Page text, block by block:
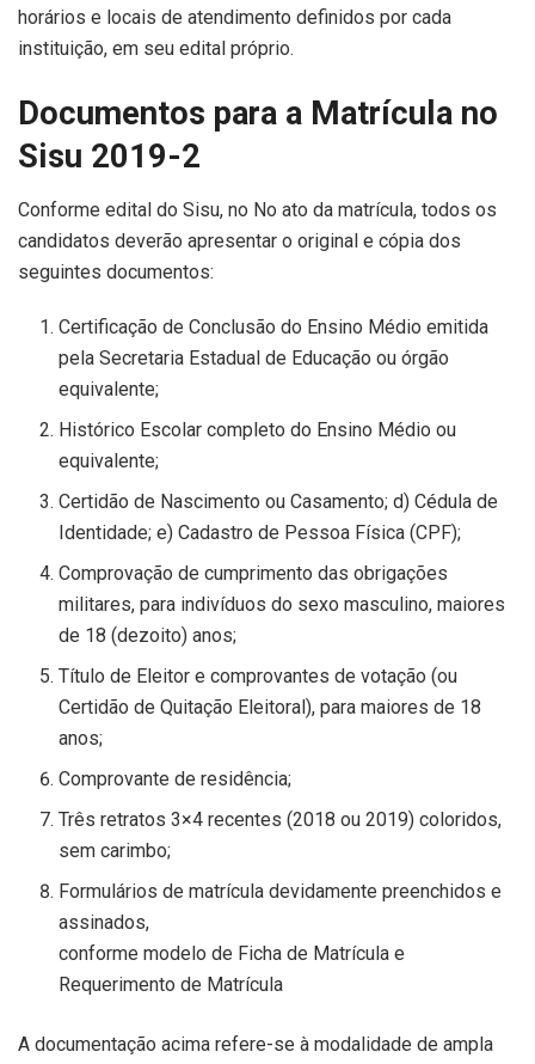
horários e locais de atendimento definidos por cada
instituição, em seu edital próprio.
Documentos para a Matrícula no
Sisu 2019-2
Conforme edital do Sisu, no No ato da matrícula, todos os
candidatos deverão apresentar o original e cópia dos
seguintes documentos:
Certificação de Conclusão do Ensino Médio emitida
pela Secretaria Estadual de Educação ou órgão
equivalente;
Histórico Escolar completo do Ensino Médio ou
equivalente;
Certidão de Nascimento ou Casamento; d) Cédula de
Identidade; e) Cadastro de Pessoa Física (CPF);
Comprovação de cumprimento das obrigações
militares, para indivíduos do sexo masculino, maiores
de 18 (dezoito) anos;
Título de Eleitor e comprovantes de votação (ou
Certidão de Quitação Eleitoral), para maiores de 18
anos;
Comprovante de residência;
Três retratos 3×4 recentes (2018 ou 2019) coloridos,
sem carimbo;
Formulários de matrícula devidamente preenchidos e
assinados,
conforme modelo de Ficha de Matrícula e
Requerimento de Matrícula
A documentação acima refere-se à modalidade de ampla